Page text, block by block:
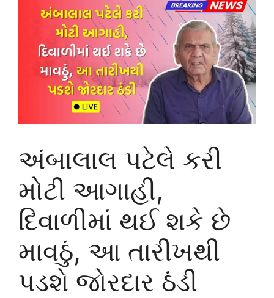
અંબાલાલ પટેલે કરી
મોટી આગાહી,
દિવાળીમાં થઈ શકે છે
માવઠું, આ તારીખથી
પડશે જોરદાર ઠંડી